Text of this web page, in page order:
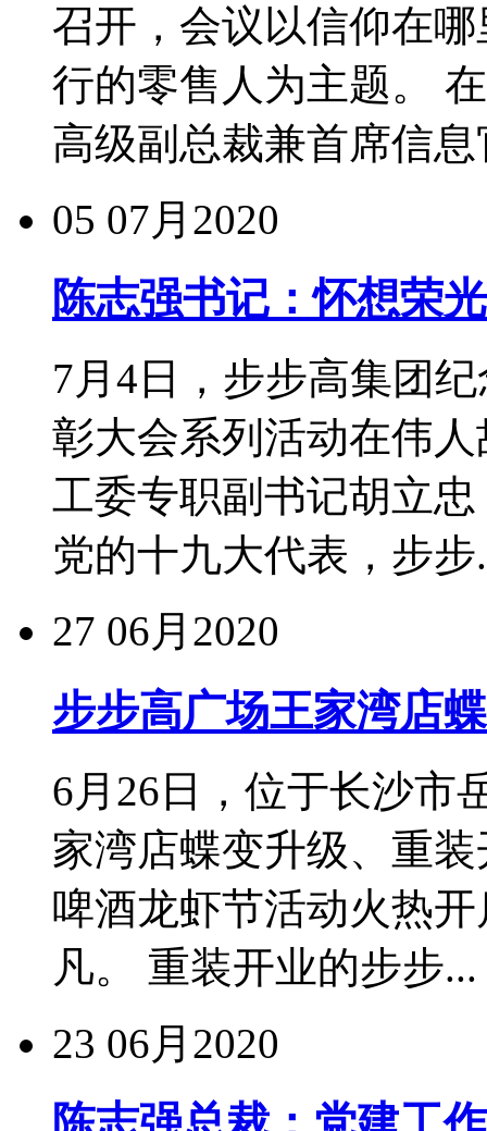
召开，会议以信仰在
行的零售人为主题。
高级副总裁兼首席信息
05 07月2020
陈志强书记：怀想荣
7月4日，步步高集团
彰大会系列活动在伟
工委专职副书记胡立
党的十九大代表，步步
27 06月2020
步步高广场王家湾店
6月26日，位于长沙市
家湾店蝶变升级、重
啤酒龙虾节活动火热
凡。 重装开业的步步...
23 06月2020